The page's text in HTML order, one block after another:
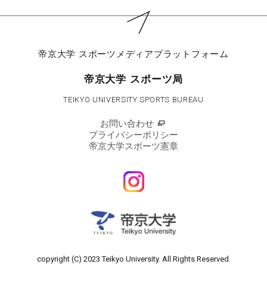
帝京大学 スポーツメディアプラットフォーム
帝京大学 スポーツ局
TEIKYO UNIVERSITY SPORTS BUREAU
お問い合わせ
プライバシーポリシー
帝京大学スポーツ憲章
copyright (C) 2023 Teikyo University. All Rights Reserved.